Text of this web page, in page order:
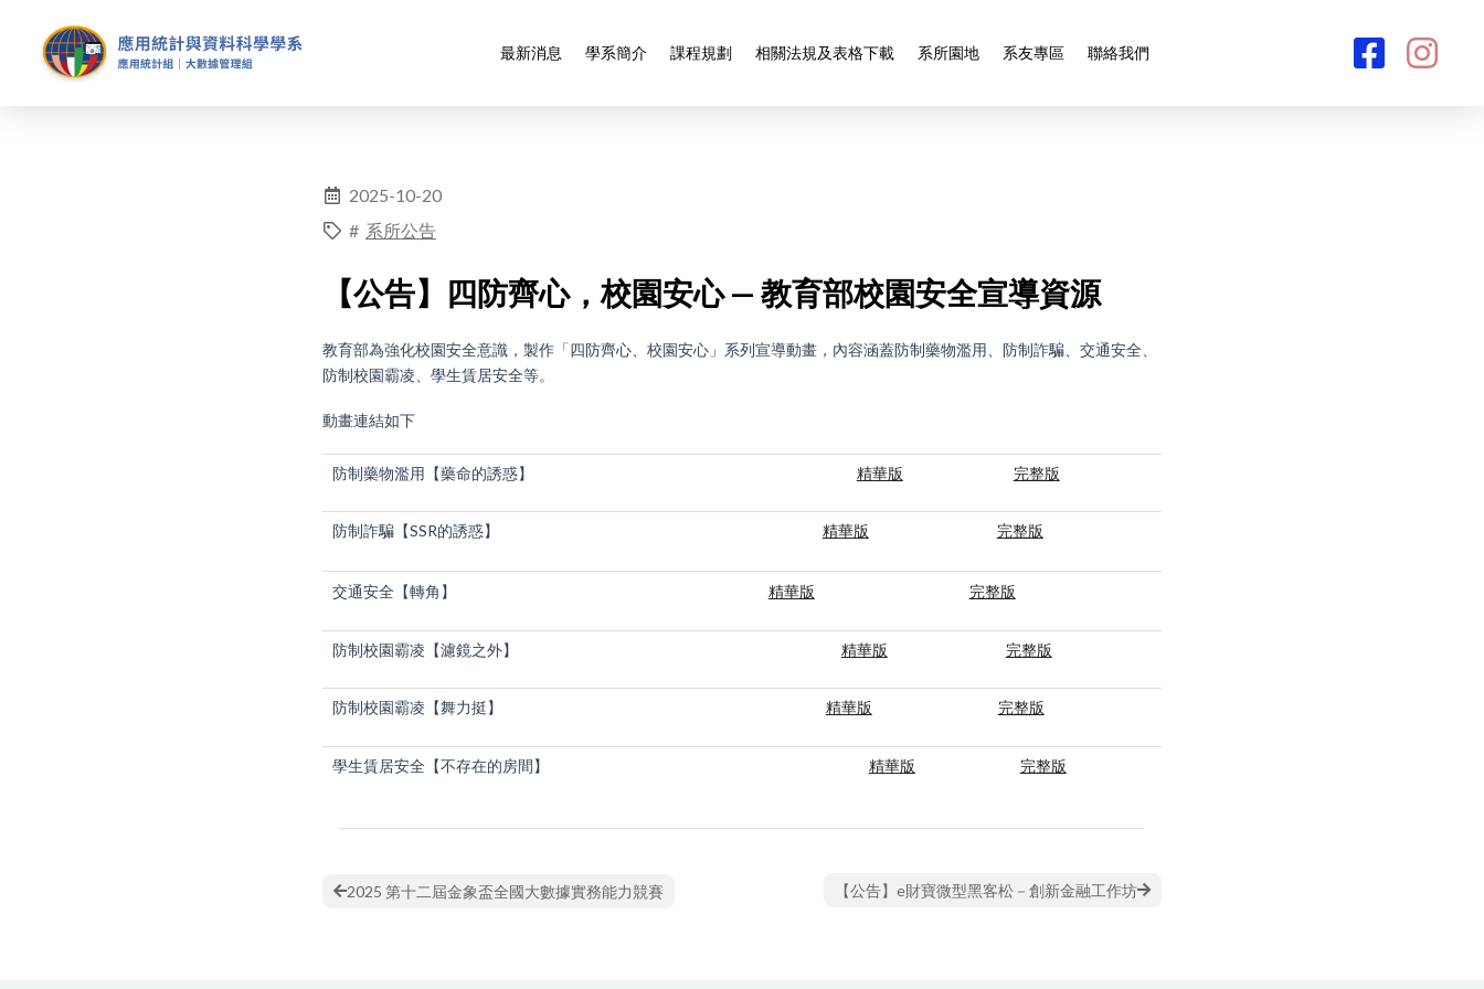
最新消息 學系簡介 課程規劃 相關法規及表格下載 系所園地 系友專區 聯絡我們
2025-10-20
# 系所公告
【公告】四防齊心，校園安心 — 教育部校園安全宣導資源
教育部為強化校園安全意識，製作「四防齊心、校園安心」系列宣導動畫，內容涵蓋防制藥物濫用、防制詐騙、交通安全、
防制校園霸凌、學生賃居安全等。
動畫連結如下
防制藥物濫用【藥命的誘惑】 精華版 完整版
防制詐騙【SSR的誘惑】 精華版 完整版
交通安全【轉角】 精華版 完整版
防制校園霸凌【濾鏡之外】 精華版 完整版
防制校園霸凌【舞力挺】 精華版 完整版
學生賃居安全【不存在的房間】 精華版 完整版
2025 第十二屆金象盃全國大數據實務能力競賽 【公告】e財寶微型黑客松－創新金融工作坊